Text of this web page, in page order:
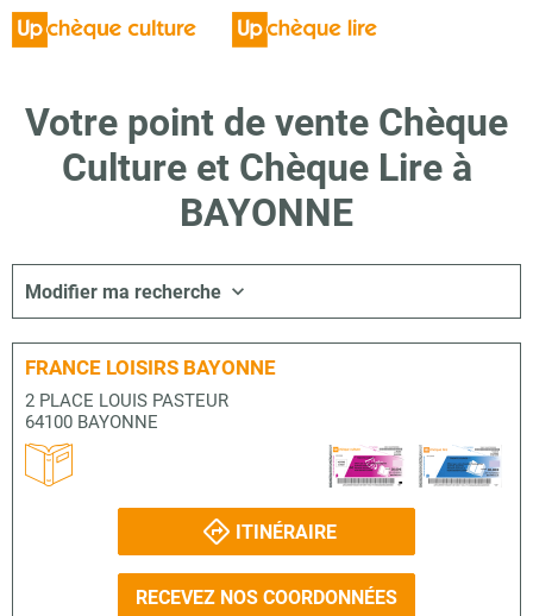
Votre point de vente Chèque
Culture et Chèque Lire à
BAYONNE
Modifier ma recherche
FRANCE LOISIRS BAYONNE
2 PLACE LOUIS PASTEUR
64100 BAYONNE
ITINÉRAIRE
RECEVEZ NOS COORDONNÉES